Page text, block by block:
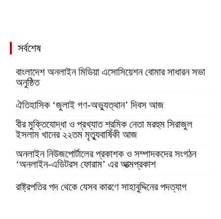
সর্বশেষ
বাংলাদেশ অনলাইন মিডিয়া এসোসিয়েশন বোমার সাধারন সভা
অনুষ্ঠিত
ঐতিহাসিক ‘জুলাই গণ-অভ্যুত্থান’ দিবস আজ
বীর মুক্তিযোদ্ধা ও প্রখ্যাত শ্রমিক নেতা মরহুম সিরাজুল
ইসলাম খানের ২২তম মৃত্যুবার্ষিকী আজ
অনলাইন নিউজপোর্টালের প্রকাশক ও সম্পাদকদের সংগঠন
‘অনলাইন-এডিটরস ফোরাম’ এর আত্মপ্রকাশ
রাষ্ট্রপতির পদ থেকে যেসব কারণে সাহাবুদ্দিনের পদত্যাগ